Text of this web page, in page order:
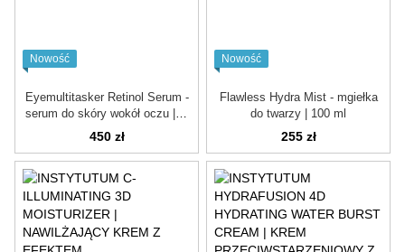
Nowość
Eyemultitasker Retinol Serum -
serum do skóry wokół oczu |15
ml
450 zł
Nowość
Flawless Hydra Mist - mgiełka
do twarzy | 100 ml
255 zł